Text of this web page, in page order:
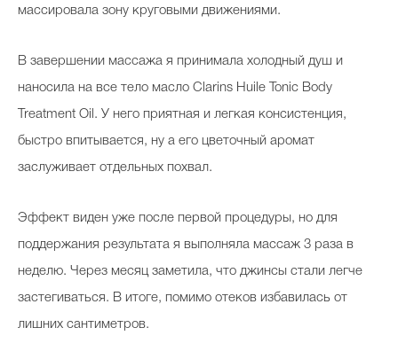
массировала зону круговыми движениями.
В завершении массажа я принимала холодный душ и
наносила на все тело масло Clarins Huile Tonic Body
Treatment Oil. У него приятная и легкая консистенция,
быстро впитывается, ну а его цветочный аромат
заслуживает отдельных похвал.
Эффект виден уже после первой процедуры, но для
поддержания результата я выполняла массаж 3 раза в
неделю. Через месяц заметила, что джинсы стали легче
застегиваться. В итоге, помимо отеков избавилась от
лишних сантиметров.